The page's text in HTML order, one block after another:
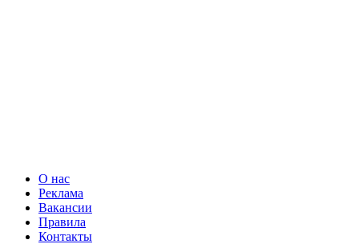
О нас
Реклама
Вакансии
Правила
Контакты